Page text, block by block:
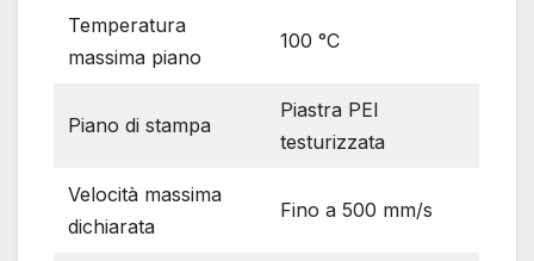
Temperatura
massima piano
100 °C
Piano di stampa
Piastra PEI
testurizzata
Velocità massima
dichiarata
Fino a 500 mm/s